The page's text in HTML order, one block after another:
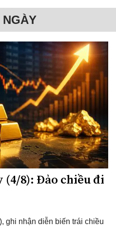
(4/8): Đảo chiều đi
ghi nhận diễn biến trái chiều